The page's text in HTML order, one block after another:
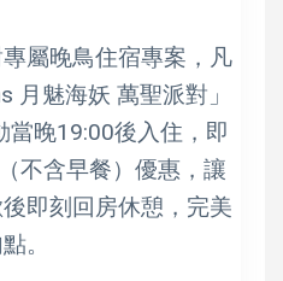
屬晚鳥住宿專案，凡
月魅海妖 萬聖派對」
晚19:00後入住，即
不含早餐）優惠，讓
即刻回房休憩，完美
。